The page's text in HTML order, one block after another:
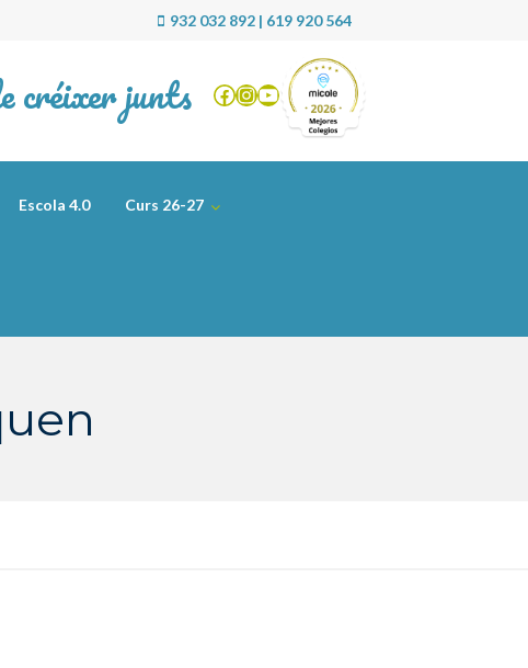
932 032 892 | 619 920 564
créixer junts Facebook
Instagram
YouTube
Escola 4.0 Curs 26-27